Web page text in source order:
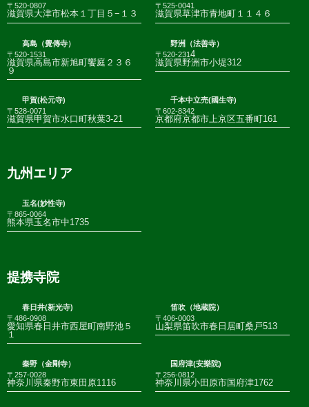
〒520-0807
滋賀県大津市松本１丁目５−１３
〒525-0041
滋賀県草津市青地町１１４６
高島（覺傳寺）
〒520-1531
滋賀県高島市新旭町饗庭２３６
９
野洲（法善寺）
〒520-2314
滋賀県野洲市小堤312
甲賀(松元寺)
〒528-0071
滋賀県甲賀市水口町秋葉3-21
千本中立売(國生寺)
〒602-8342
京都府京都市上京区五番町161
九州エリア
玉名(妙性寺)
〒865-0064
熊本県玉名市中1735
提携寺院
春日井(新光寺)
〒486-0908
愛知県春日井市西屋町南野池５
１
笛吹（地蔵院）
〒406-0003
山梨県笛吹市春日居町桑戸513
秦野（金剛寺）
〒257-0028
神奈川県秦野市東田原1116
国府津(安樂院)
〒256-0812
神奈川県小田原市国府津1762